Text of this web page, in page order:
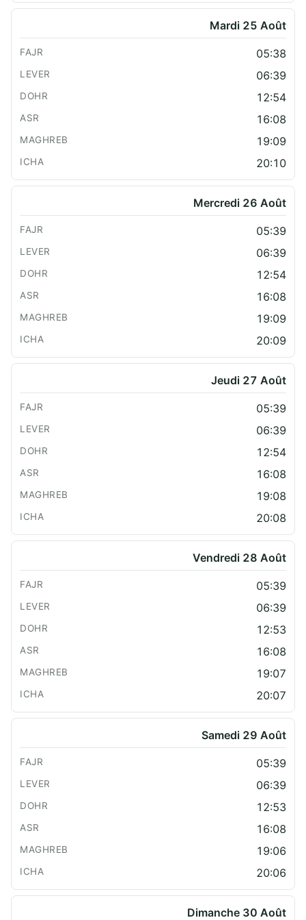
Mardi 25 Août
05:38
06:39
12:54
16:08
19:09
20:10
Mercredi 26 Août
05:39
06:39
12:54
16:08
19:09
20:09
Jeudi 27 Août
05:39
06:39
12:54
16:08
19:08
20:08
Vendredi 28 Août
05:39
06:39
12:53
16:08
19:07
20:07
Samedi 29 Août
05:39
06:39
12:53
16:08
19:06
20:06
Dimanche 30 Août